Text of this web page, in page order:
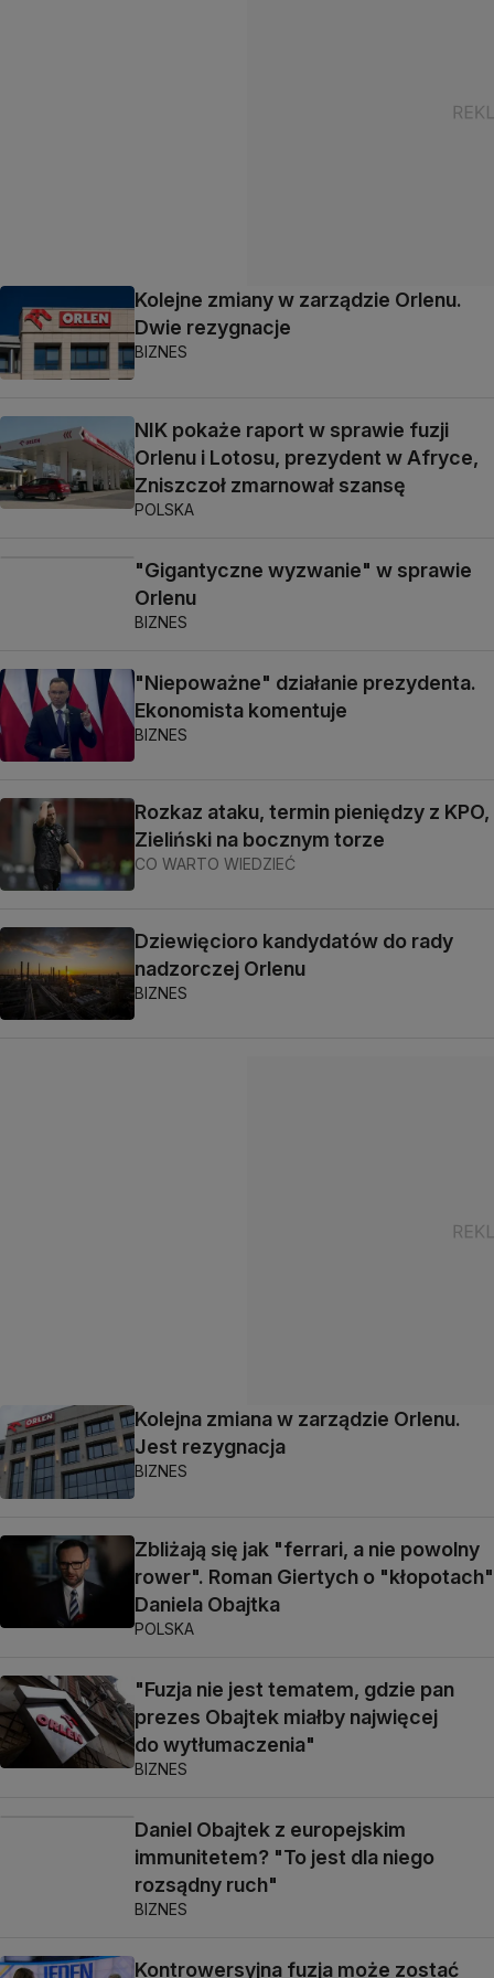
Kolejne zmiany w zarządzie Orlenu.
Dwie rezygnacje
BIZNES
NIK pokaże raport w sprawie fuzji
Orlenu i Lotosu, prezydent w Afryce,
Zniszczoł zmarnował szansę
POLSKA
"Gigantyczne wyzwanie" w sprawie
Orlenu
BIZNES
"Niepoważne" działanie prezydenta.
Ekonomista komentuje
BIZNES
Rozkaz ataku, termin pieniędzy z KPO,
Zieliński na bocznym torze
CO WARTO WIEDZIEĆ
Dziewięcioro kandydatów do rady
nadzorczej Orlenu
BIZNES
Kolejna zmiana w zarządzie Orlenu.
Jest rezygnacja
BIZNES
Zbliżają się jak "ferrari, a nie powolny
rower". Roman Giertych o "kłopotach"
Daniela Obajtka
POLSKA
"Fuzja nie jest tematem, gdzie pan
prezes Obajtek miałby najwięcej
do wytłumaczenia"
BIZNES
Daniel Obajtek z europejskim
immunitetem? "To jest dla niego
rozsądny ruch"
BIZNES
Kontrowersyjna fuzja może zostać